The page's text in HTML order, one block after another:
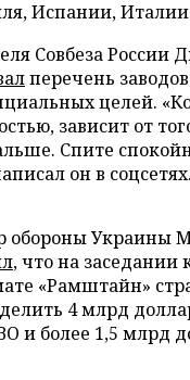
Испании,
Совбеза России
перечень
целей.
зависит от
Спите
он в соцсетях.
обороны Украины
, что на заседании
«Рамштайн»
4 млрд
и более 1,5 млрд